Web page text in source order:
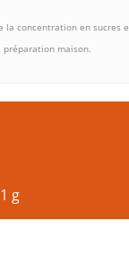
la concentration en sucres
préparation maison.
g